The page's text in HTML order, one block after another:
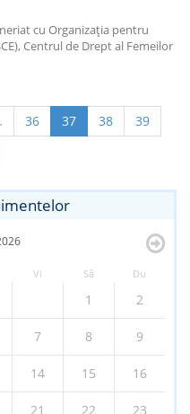
cu Organizaţia pentru
Centrul de Drept al Femeilor
36 37 38
39
Vi Sâ Du
1 2
7 8 9
14 15 16
21 22 23